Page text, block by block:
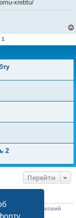
xrebtu/
1
2
Перейти
Search [пошуковий